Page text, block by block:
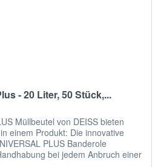
- 20 Liter, 50 Stück,...
Müllbeutel von DEISS bieten
einem Produkt: Die innovative
PLUS Banderole
bei jedem Anbruch einer